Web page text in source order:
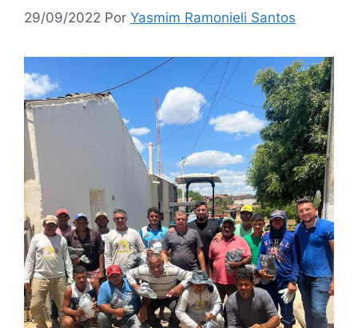
29/09/2022 Por Yasmim Ramonieli Santos